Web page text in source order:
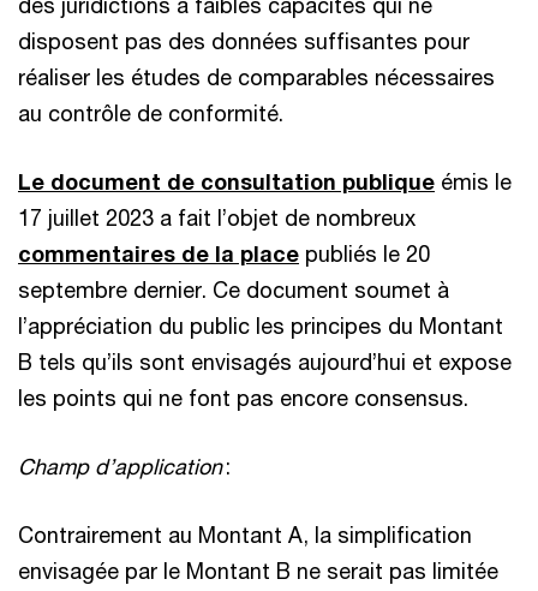
disposent pas des données suffisantes pour
réaliser les études de comparables nécessaires
au contrôle de conformité.
Le document de consultation publique émis le
17 juillet 2023 a fait l’objet de nombreux
commentaires de la place publiés le 20
septembre dernier. Ce document soumet à
l’appréciation du public les principes du Montant
B tels qu’ils sont envisagés aujourd’hui et expose
les points qui ne font pas encore consensus.
Champ d’application:
Contrairement au Montant A, la simplification
envisagée par le Montant B ne serait pas limitée